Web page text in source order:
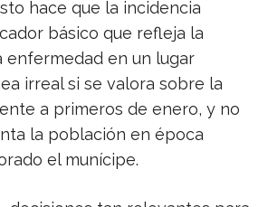
hace que la incidencia
básico que refleja la
enfermedad en un lugar
irreal si se valora sobre la
a primeros de enero, y no
la población en época
el munícipe.